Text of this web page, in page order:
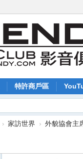
特許商戶區
› 家訪世界 › 外貌協會主